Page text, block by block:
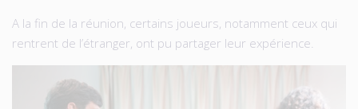
A la fin de la réunion, certains joueurs, notamment ceux qui
rentrent de l’étranger, ont pu partager leur expérience.